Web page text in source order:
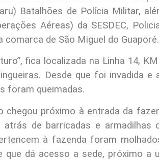
Batalhões de Polícia Militar,
Aéreas) da SESDEC,
comarca de São Miguel do Guaporé.
fica localizada na Linha 14,
Desde que foi invadida e
foram queimadas.
chegou próximo à entrada da
atrás de barricadas e
à fazenda foram
que dá acesso a sede, próximo a